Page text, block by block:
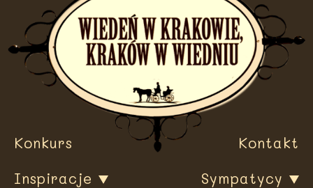
treści
Konkurs
Inspiracje
Sympatycy
Kontakt